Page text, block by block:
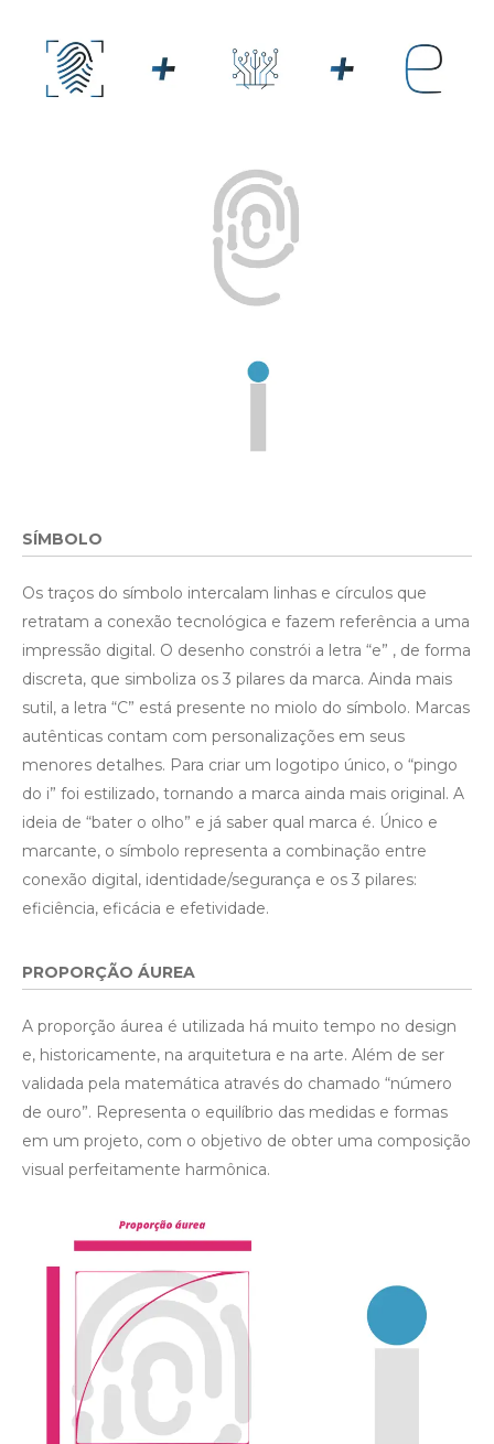
SÍMBOLO
Os traços do símbolo intercalam linhas e círculos que
retratam a conexão tecnológica e fazem referência a uma
impressão digital. O desenho constrói a letra “e” , de forma
discreta, que simboliza os 3 pilares da marca. Ainda mais
sutil, a letra “C” está presente no miolo do símbolo. Marcas
autênticas contam com personalizações em seus
menores detalhes. Para criar um logotipo único, o “pingo
do i” foi estilizado, tornando a marca ainda mais original. A
ideia de “bater o olho” e já saber qual marca é. Único e
marcante, o símbolo representa a combinação entre
conexão digital, identidade/segurança e os 3 pilares:
eficiência, eficácia e efetividade.
PROPORÇÃO ÁUREA
A proporção áurea é utilizada há muito tempo no design
e, historicamente, na arquitetura e na arte. Além de ser
validada pela matemática através do chamado “número
de ouro”. Representa o equilíbrio das medidas e formas
em um projeto, com o objetivo de obter uma composição
visual perfeitamente harmônica.